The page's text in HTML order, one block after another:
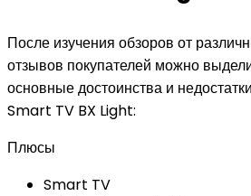
После изучения обзоров от
отзывов покупателей можно
основные достоинства и
Smart TV BX Light:
Плюсы
Smart TV